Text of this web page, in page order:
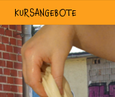
KURSANGEBOTE